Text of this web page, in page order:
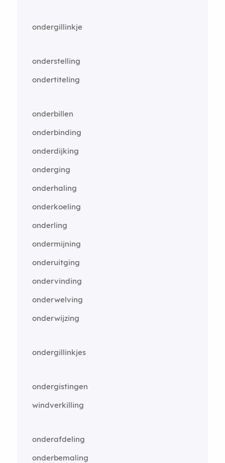
ondergillinkje
onderstelling
ondertiteling
onderbillen
onderbinding
onderdijking
onderging
onderhaling
onderkoeling
onderling
ondermijning
onderuitging
ondervinding
onderwelving
onderwijzing
ondergillinkjes
ondergistingen
windverkilling
onderafdeling
onderbemaling